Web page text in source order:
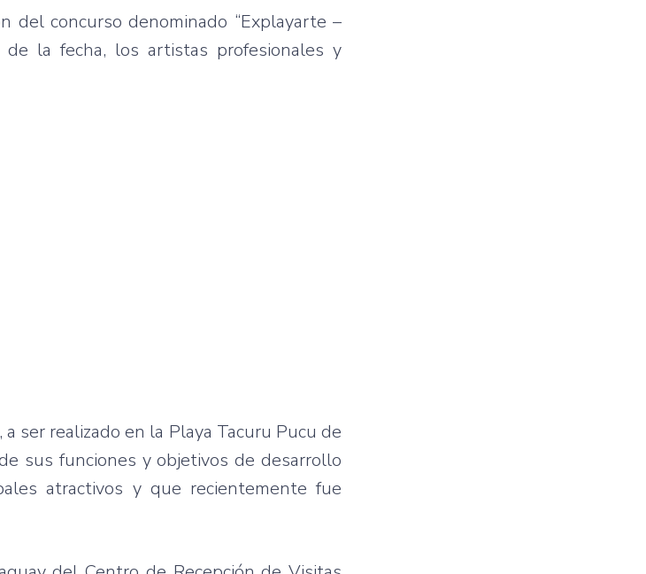
del concurso denominado “Explayarte –
la fecha, los artistas profesionales y
ser realizado en la Playa Tacuru Pucu de
sus funciones y objetivos de desarrollo
atractivos y que recientemente fue